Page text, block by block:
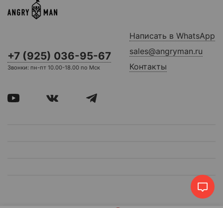
+7 (925) 036-95-67
Звонки: пн-пт 10.00-18.00 по Мск
Написать в WhatsApp
sales@angryman.ru
Контакты